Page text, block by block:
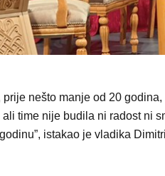
prije nešto manje od 20
time nije budila ni radost ni
istakao je vladika